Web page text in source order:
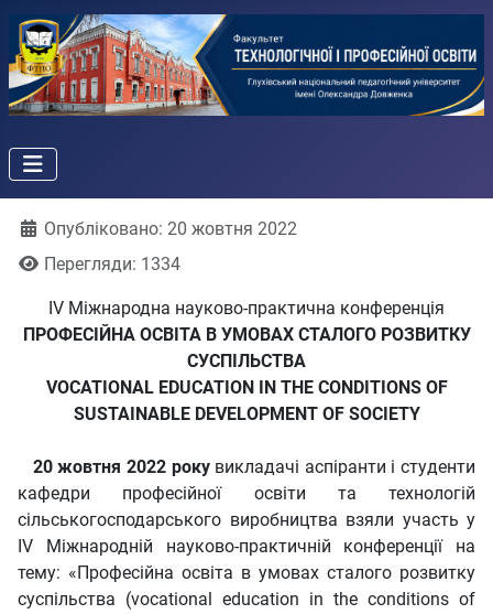
ДеталіОпубліковано: 20 жовтня 2022
Перегляди: 1334
IV Міжнародна науково-практична конференція
ПРОФЕСІЙНА ОСВІТА В УМОВАХ СТАЛОГО РОЗВИТКУ
СУСПІЛЬСТВА
VOCATIONAL EDUCATION IN THE CONDITIONS OF
SUSTAINABLE DEVELOPMENT OF SOCIETY
20 жовтня 2022 рокувикладачі аспіранти і студенти
кафедри професійної освіти та технологій
сільськогосподарського виробництва взяли участь у
IV Міжнародній науково-практичній конференції на
тему: «Професійна освіта в умовах сталого розвитку
суспільства (vocational education in the conditions of